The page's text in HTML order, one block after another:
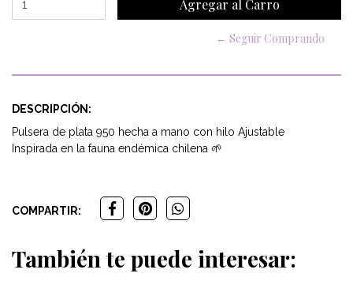
← Seguir Comprando
DESCRIPCIÓN:
Pulsera de plata 950 hecha a mano con hilo Ajustable
Inspirada en la fauna endémica chilena 🌱
COMPARTIR:
También te puede interesar: